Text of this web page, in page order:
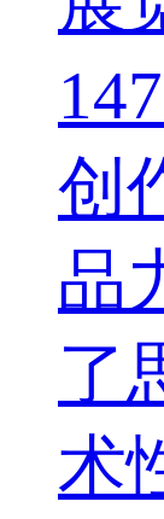
创
品
了
术